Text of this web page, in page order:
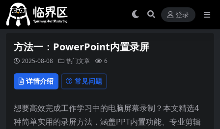
登录
方法一：PowerPoint内置录屏
2025-08-08 热门文章 6
详情介绍 常见问题
想要高效完成工作学习中的电脑屏幕录制？本文精选4
种简单实用的录屏方法，涵盖PPT内置功能、专业剪辑